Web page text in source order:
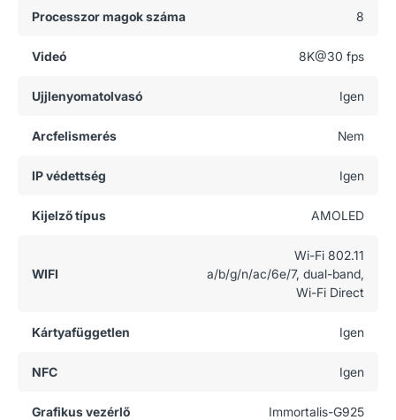
Processzor magok száma 8
Videó 8K@30 fps
Ujjlenyomatolvasó Igen
Arcfelismerés Nem
IP védettség Igen
Kijelző típus AMOLED
WIFI
Wi-Fi 802.11
a/b/g/n/ac/6e/7, dual-band,
Wi-Fi Direct
Kártyafüggetlen Igen
NFC Igen
Grafikus vezérlő Immortalis-G925